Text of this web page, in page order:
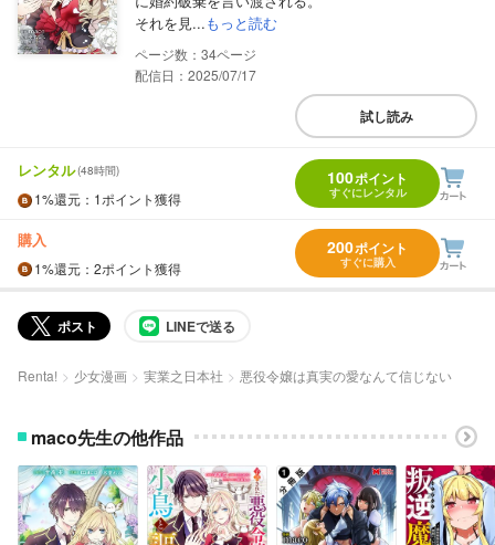
それを見...もっと読む
34
配信日：2025/07/17
試し読み
レンタル(48時間)
1%還元 ：1ポイント獲得
100ポイント
すぐにレンタル
購入
1%還元 ：2ポイント獲得
200ポイント
すぐに購入
ポスト LINEで送る
Renta! 少女漫画 実業之日本社 悪役令嬢は真実の愛なんて信じない
maco先生の他作品